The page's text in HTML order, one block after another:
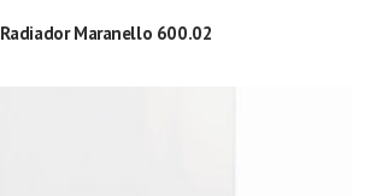
Radiador Maranello 600.02